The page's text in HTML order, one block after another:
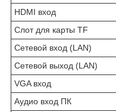
HDMI вход
Слот для карты TF
Сетевой вход (LAN)
Сетевой выход (LAN)
VGA вход
Аудио вход ПК